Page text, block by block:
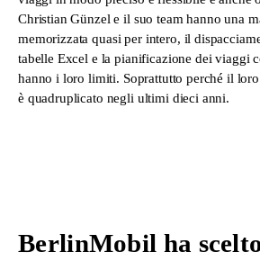
Christian Günzel e il suo team hanno una
memorizzata quasi per intero, il
tabelle Excel e la pianificazione dei viaggi
hanno i loro limiti. Soprattutto perché il
è quadruplicato negli ultimi dieci anni.
BerlinMobil ha